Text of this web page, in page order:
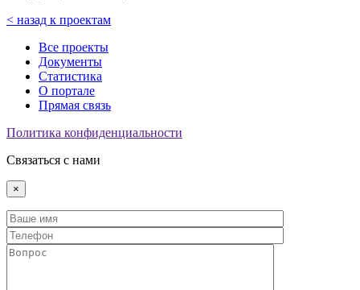
< назад к проектам
Все проекты
Документы
Статистика
О портале
Прямая связь
Политика конфиденциальности
Связаться с нами
×